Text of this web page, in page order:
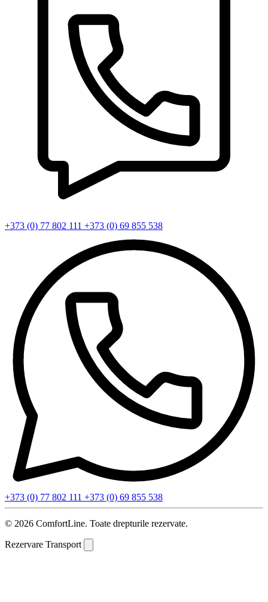
+373 (0) 77 802 111 +373 (0) 69 855 538
+373 (0) 77 802 111 +373 (0) 69 855 538
© 2026 ComfortLine. Toate drepturile rezervate.
Rezervare Transport